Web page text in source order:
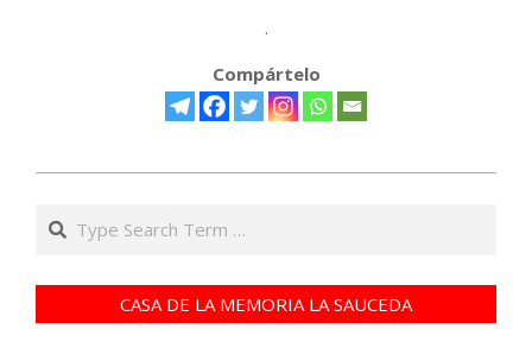
.
Compártelo
02-
Search
CASA DE LA MEMORIA LA SAUCEDA